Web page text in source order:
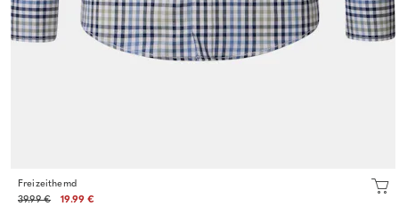
Freizeithemd
39.99 €
19.99 €